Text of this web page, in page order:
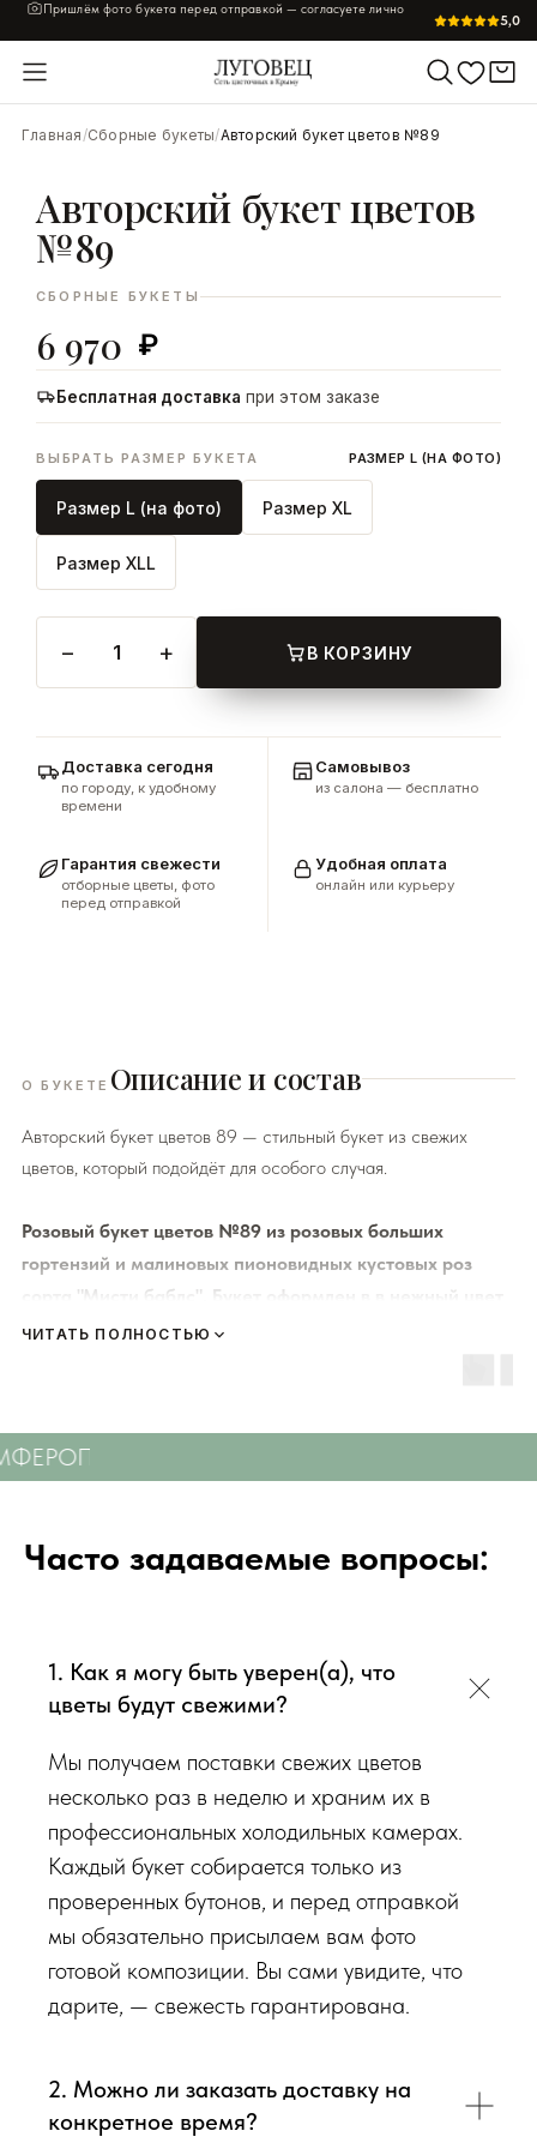
Пришлём фото букета перед отправкой — согласуете лично
5,0
Главная/Сборные букеты/Авторский букет цветов №89
Авторский букет цветов
№89
СБОРНЫЕ БУКЕТЫ
6 970 ₽
Бесплатная доставка при этом заказе
ВЫБРАТЬ РАЗМЕР БУКЕТА РАЗМЕР L (НА ФОТО)
Размер L (на фото) Размер XL
Размер XLL
− 1 + В КОРЗИНУ
Доставка сегодня
по городу, к удобному
времени
Самовывоз
из салона — бесплатно
Гарантия свежести
отборные цветы, фото
перед отправкой
Удобная оплата
онлайн или курьеру
О БУКЕТЕ Описание и состав
Авторский букет цветов 89 — стильный букет из свежих
цветов, который подойдёт для особого случая.
Розовый букет цветов №89 из розовых больших
гортензий и малиновых пионовидных кустовых роз
сорта "Мисти баблс". Букет оформлен в в нежный цвет
упаковки.
К каждому букету мы прикладываем правила по уходу за
радовали Вас❤️
наличии на момент нужной даты доставки. Заказывая
определенный букет - Вы передаете нам ваши пожелания по
виду букета (Приблизительному размеру букета, цветовой
гаммы, формату), после заказа с Вами сразу свяжется наш
администратор для уточнения деталей заказа.
Перед тем как отправить букет на доставку мы
обязательно пришлем Вам на согласование фото и
видео непосредственно того букета, который наш
флорист собрал для Вас.
ЧИТАТЬ ПОЛНОСТЬЮ
Часто задаваемые вопросы:
1. Как я могу быть уверен(а), что
цветы будут свежими?
Мы получаем поставки свежих цветов
несколько раз в неделю и храним их в
профессиональных холодильных камерах.
Каждый букет собирается только из
проверенных бутонов, и перед отправкой
мы обязательно присылаем вам фото
готовой композиции. Вы сами увидите, что
дарите, — свежесть гарантирована.
2. Можно ли заказать доставку на
конкретное время?